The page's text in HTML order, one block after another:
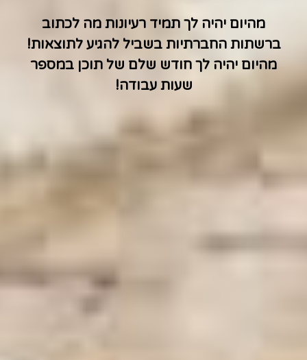
מהיום יהיה לך תמיד רעיונות מה לכתוב
ברשתות החברתיות בשביל להגיע לתוצאות!
מהיום יהיה לך חודש שלם של תוכן במספר
שעות עבודה!